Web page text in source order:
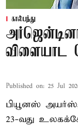
கால்பந்து
விளையாட
Published on: 25 Jul
பியூனஸ்
23-வது